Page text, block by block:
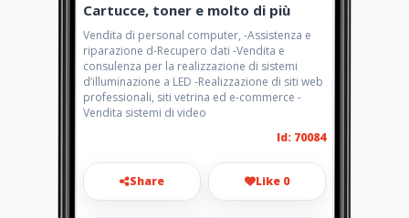
Cartucce, toner e molto di più
Vendita di personal computer, -Assistenza e
riparazione d-Recupero dati -Vendita e
consulenza per la realizzazione di sistemi
d’illuminazione a LED -Realizzazione di siti web
professionali, siti vetrina ed e-commerce -
Vendita sistemi di video
Id: 70084
Share Like 0